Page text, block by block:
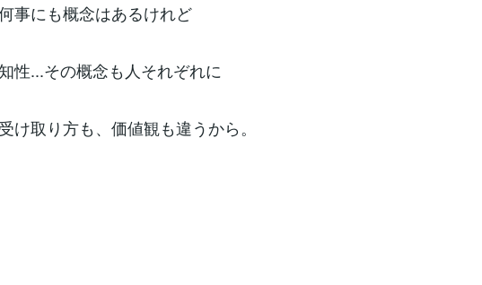
事にも概念はあるけれど
性...その概念も人それぞれに
受け取り方も、価値観も違うから。